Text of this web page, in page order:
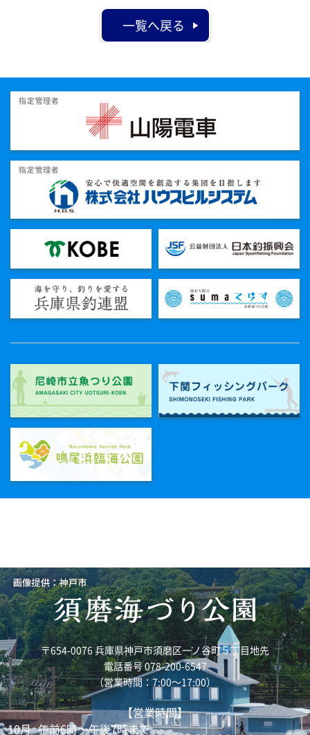
一覧へ戻る
〒654-0076 兵庫県神戸市須磨区一ノ谷町５丁目地先
電話番号 078-200-6547
（営業時間：7:00～17:00）
【営業時間】
10月 午前6時～午後7時まで